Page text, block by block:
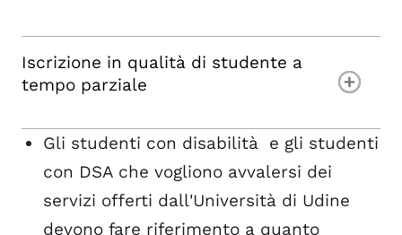
Iscrizione in qualità di studente a
tempo parziale
Gli studenti con disabilità e gli studenti
con DSA che vogliono avvalersi dei
servizi offerti dall'Università di Udine
devono fare riferimento a quanto